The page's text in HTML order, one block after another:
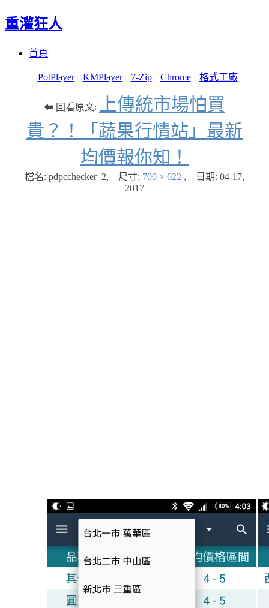
重灌狂人
首頁
PotPlayer KMPlayer 7-Zip Chrome 格式工廠
⬅ 回看原文:
上傳統市場怕買
貴？！「蔬果行情站」最新
均價報你知！
檔名: pdpcchecker_2, 尺寸: 700 × 622 , 日期: 04-17,
2017